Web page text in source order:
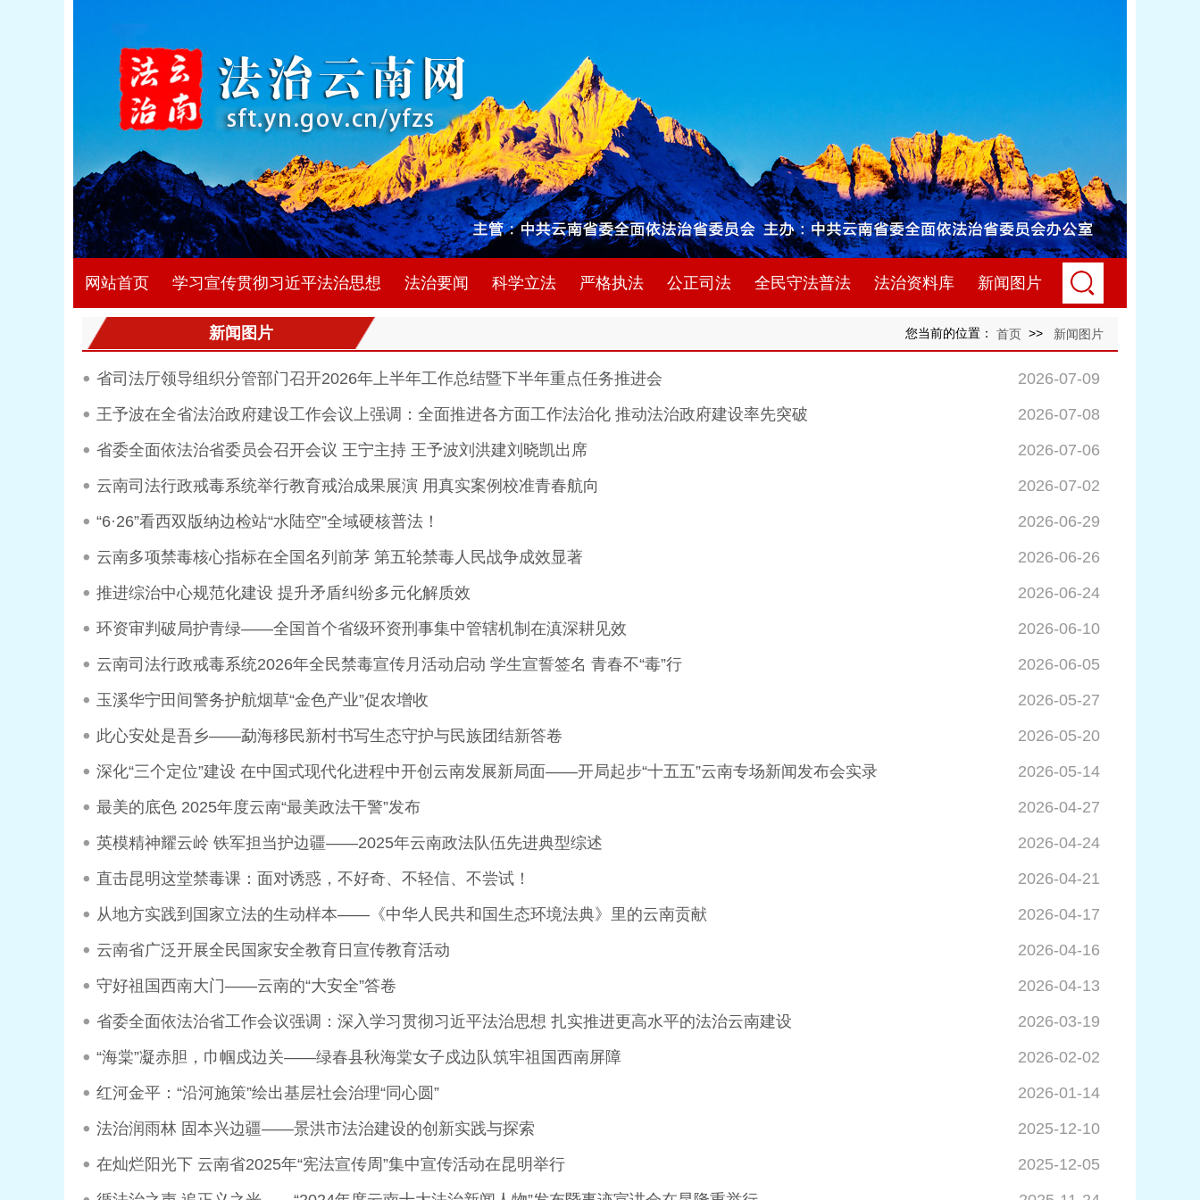
网站首页 学习宣传贯彻习近平法治思想 法治要闻 科学立法 严格执法 公正司法 全民守法普法 法治资料库 新闻图片
新闻图片 您当前的位置： 首页 >> 新闻图片
省司法厅领导组织分管部门召开2026年上半年工作总结暨下半年重点任务推进会
2026-07-09
王予波在全省法治政府建设工作会议上强调：全面推进各方面工作法治化 推动法治政府建设率先突破
2026-07-08
省委全面依法治省委员会召开会议 王宁主持 王予波刘洪建刘晓凯出席
2026-07-06
云南司法行政戒毒系统举行教育戒治成果展演 用真实案例校准青春航向
2026-07-02
“6·26”看西双版纳边检站“水陆空”全域硬核普法！
2026-06-29
云南多项禁毒核心指标在全国名列前茅 第五轮禁毒人民战争成效显著
2026-06-26
推进综治中心规范化建设 提升矛盾纠纷多元化解质效
2026-06-24
环资审判破局护青绿——全国首个省级环资刑事集中管辖机制在滇深耕见效
2026-06-10
云南司法行政戒毒系统2026年全民禁毒宣传月活动启动 学生宣誓签名 青春不“毒”行
2026-06-05
玉溪华宁田间警务护航烟草“金色产业”促农增收
2026-05-27
此心安处是吾乡——勐海移民新村书写生态守护与民族团结新答卷
2026-05-20
深化“三个定位”建设 在中国式现代化进程中开创云南发展新局面——开局起步“十五五”云南专场新闻发布会实录
2026-05-14
最美的底色 2025年度云南“最美政法干警”发布
2026-04-27
英模精神耀云岭 铁军担当护边疆——2025年云南政法队伍先进典型综述
2026-04-24
直击昆明这堂禁毒课：面对诱惑，不好奇、不轻信、不尝试！
2026-04-21
从地方实践到国家立法的生动样本——《中华人民共和国生态环境法典》里的云南贡献
2026-04-17
云南省广泛开展全民国家安全教育日宣传教育活动
2026-04-16
守好祖国西南大门——云南的“大安全”答卷
2026-04-13
省委全面依法治省工作会议强调：深入学习贯彻习近平法治思想 扎实推进更高水平的法治云南建设
2026-03-19
“海棠”凝赤胆，巾帼戍边关——绿春县秋海棠女子戍边队筑牢祖国西南屏障
2026-02-02
红河金平：“沿河施策”绘出基层社会治理“同心圆”
2026-01-14
法治润雨林 固本兴边疆——景洪市法治建设的创新实践与探索
2025-12-10
在灿烂阳光下 云南省2025年“宪法宣传周”集中宣传活动在昆明举行
2025-12-05